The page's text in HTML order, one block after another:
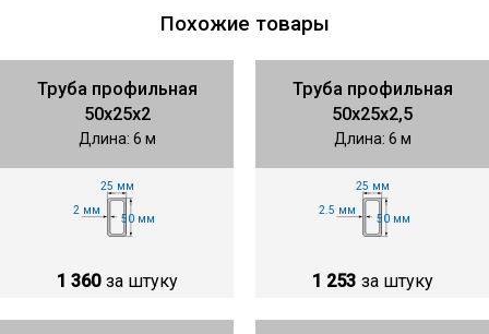
Похожие товары
Труба профильная
50х25х2
Длина: 6 м
2 мм
50 мм
25 мм
1 360 за штуку
Труба профильная
50х25х2,5
Длина: 6 м
2.5 мм
50 мм
25 мм
1 253 за штуку